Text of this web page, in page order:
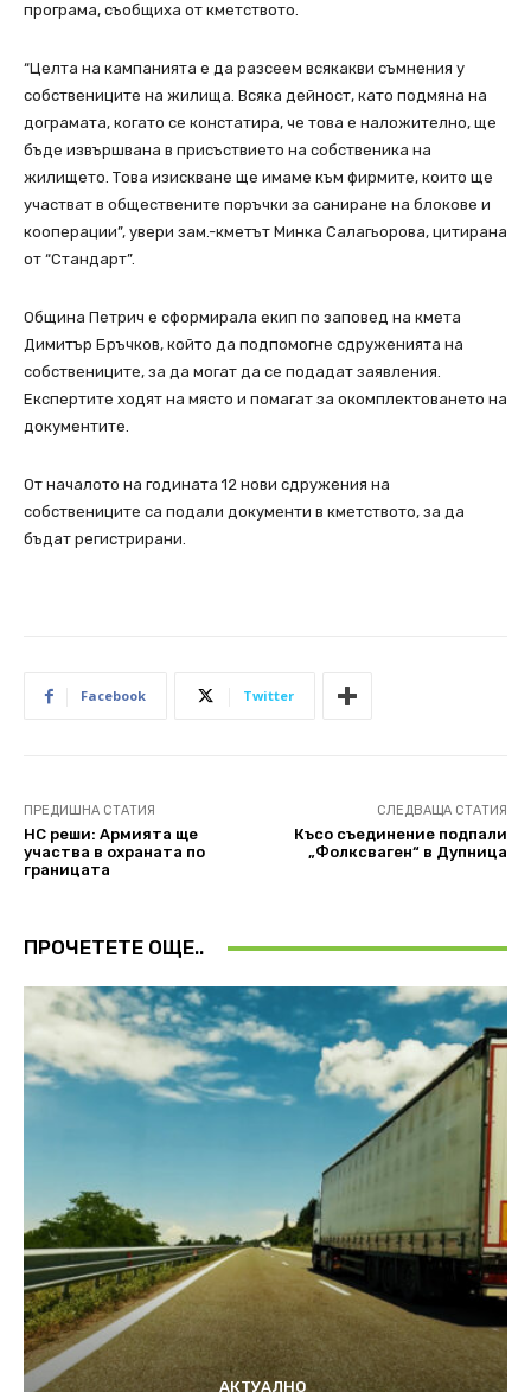
програма, съобщиха от кметството.
“Целта на кампанията е да разсеем всякакви съмнения у
собствениците на жилища. Всяка дейност, като подмяна на
дограмата, когато се констатира, че това е наложително, ще
бъде извършвана в присъствието на собственика на
жилището. Това изискване ще имаме към фирмите, които ще
участват в обществените поръчки за саниране на блокове и
кооперации”, увери зам.-кметът Минка Салагьорова, цитирана
от “Стандарт”.
Община Петрич е сформирала екип по заповед на кмета
Димитър Бръчков, който да подпомогне сдруженията на
собствениците, за да могат да се подадат заявления.
Експертите ходят на място и помагат за окомплектоването на
документите.
От началото на годината 12 нови сдружения на
собствениците са подали документи в кметството, за да
бъдат регистрирани.
Facebook Twitter
ПРЕДИШНА СТАТИЯ
НС реши: Армията ще
участва в охраната по
границата
СЛЕДВАЩА СТАТИЯ
Късо съединение подпали
„Фолксваген“ в Дупница
ПРОЧЕТЕТЕ ОЩЕ..
АКТУАЛНО